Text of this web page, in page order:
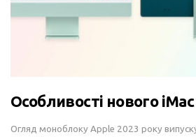
Особливості нового
Огляд моноблоку Apple 2023 року